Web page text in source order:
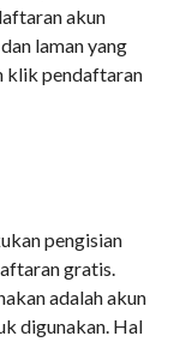
akun
laman yang
klik pendaftaran
pengisian
gratis.
adalah akun
digunakan. Hal